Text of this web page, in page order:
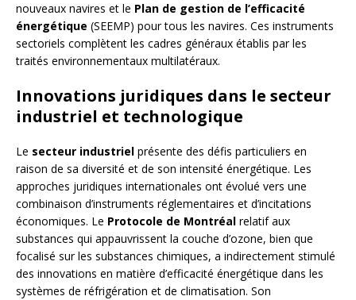
nouveaux navires et le Plan de gestion de l’efficacité
énergétique (SEEMP) pour tous les navires. Ces instruments
sectoriels complètent les cadres généraux établis par les
traités environnementaux multilatéraux.
Innovations juridiques dans le secteur
industriel et technologique
Le secteur industriel présente des défis particuliers en
raison de sa diversité et de son intensité énergétique. Les
approches juridiques internationales ont évolué vers une
combinaison d’instruments réglementaires et d’incitations
économiques. Le Protocole de Montréal relatif aux
substances qui appauvrissent la couche d’ozone, bien que
focalisé sur les substances chimiques, a indirectement stimulé
des innovations en matière d’efficacité énergétique dans les
systèmes de réfrigération et de climatisation. Son